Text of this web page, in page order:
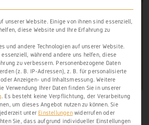
Freiendiez ,Historische Lagen ,Tal Diez
unserer Website. Einige von ihnen sind essenziell,
diese Website und Ihre Erfahrung zu
und andere Technologien auf unserer Website.
während andere uns helfen, diese
zu verbessern. Personenbezogene Daten
(z. B. IP-Adressen), z. B. für personalisierte
Anzeigen- und Inhaltsmessung. Weitere
Verwendung Ihrer Daten finden Sie in unserer
Es besteht keine Verpflichtung, der Verarbeitung
um dieses Angebot nutzen zu können. Sie
unter Einstellungenwiderrufen oder
Sie, dass aufgrund individueller Einstellungen